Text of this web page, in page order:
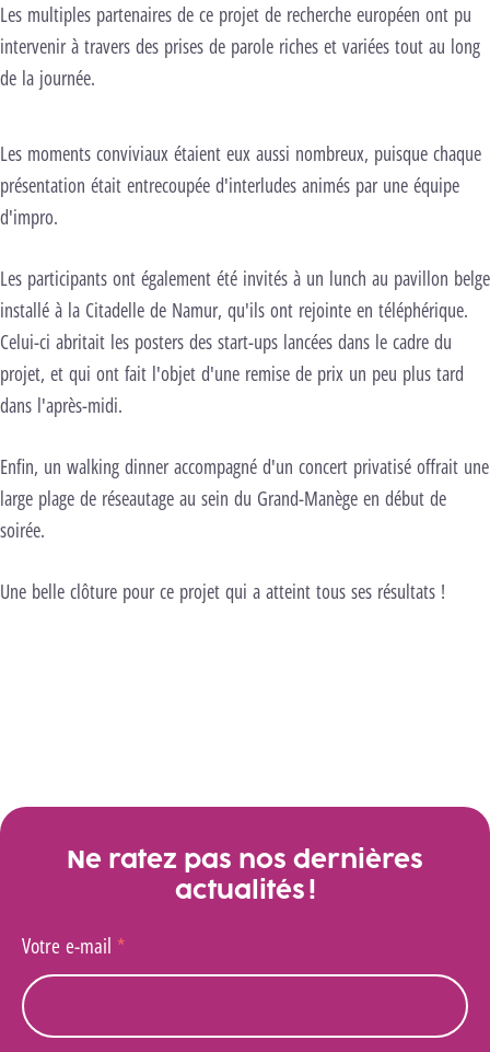
Les multiples partenaires de ce projet de recherche européen ont pu
intervenir à travers des prises de parole riches et variées tout au long
de la journée.
Les moments conviviaux étaient eux aussi nombreux, puisque chaque
présentation était entrecoupée d'interludes animés par une équipe
d'impro.
Les participants ont également été invités à un lunch au pavillon belge
installé à la Citadelle de Namur, qu'ils ont rejointe en téléphérique.
Celui-ci abritait les posters des start-ups lancées dans le cadre du
projet, et qui ont fait l'objet d'une remise de prix un peu plus tard
dans l'après-midi.
Enfin, un walking dinner accompagné d'un concert privatisé offrait une
large plage de réseautage au sein du Grand-Manège en début de
soirée.
Une belle clôture pour ce projet qui a atteint tous ses résultats !
Ne ratez pas nos dernières
actualités !
Votre e-mail *